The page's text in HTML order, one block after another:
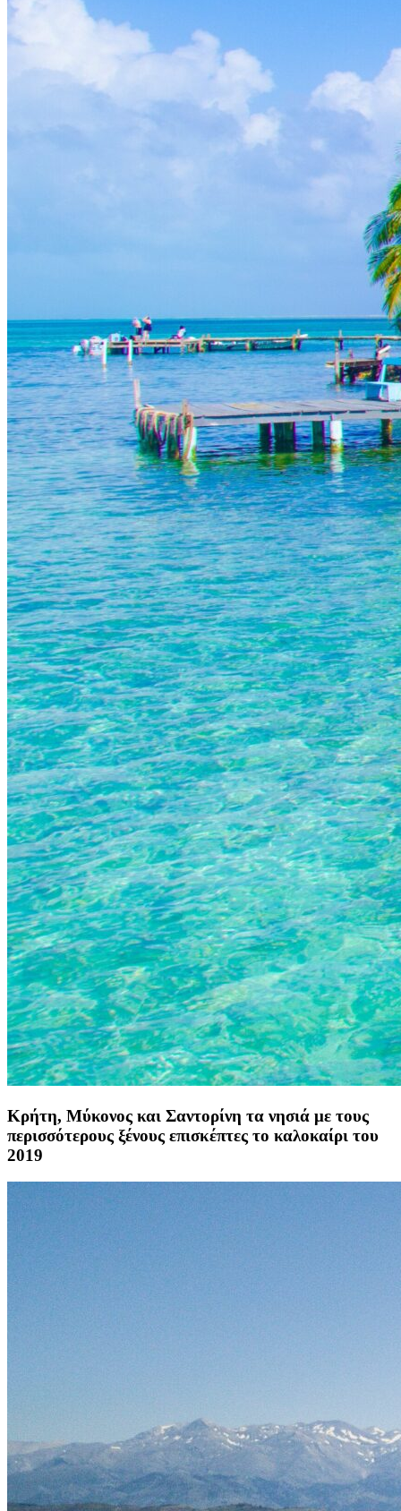
Κρήτη, Μύκονος και Σαντορίνη τα νησιά με τους
περισσότερους ξένους επισκέπτες το καλοκαίρι του
2019